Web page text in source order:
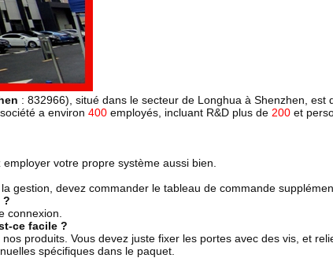
: 832966), situé dans le secteur de Longhua à Shenzhen, est
a environ 400 employés, incluant R&D plus de 200 et
votre propre système aussi bien.
gestion, devez commander le tableau de commande
?
connexion.
ce facile ?
produits. Vous devez juste fixer les portes avec des vis, et
spécifiques dans le paquet.